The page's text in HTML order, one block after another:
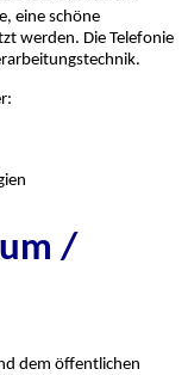
eine schöne
werden. Die Telefonie
/
dem öffentlichen